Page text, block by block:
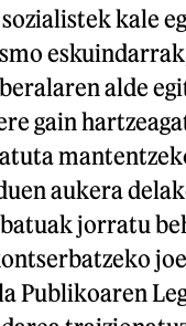
kale
alde
gain
aukera
jorratu
Publikoaren